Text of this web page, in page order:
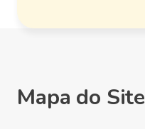
Mapa do Site